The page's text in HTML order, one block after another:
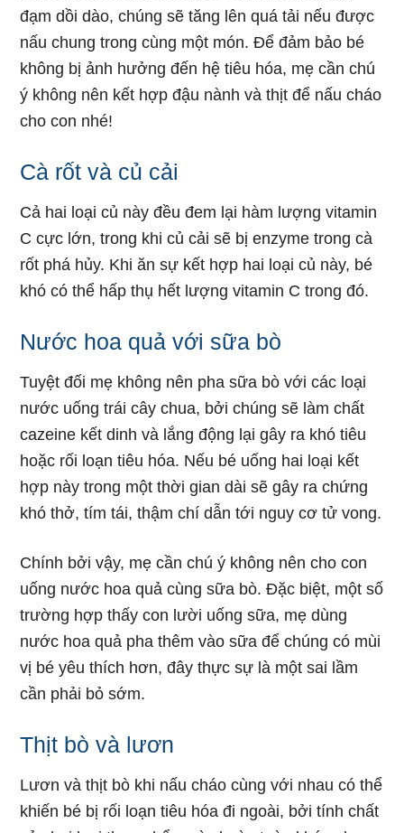
đạm dồi dào, chúng sẽ tăng lên quá tải nếu được
nấu chung trong cùng một món. Để đảm bảo bé
không bị ảnh hưởng đến hệ tiêu hóa, mẹ cần chú
ý không nên kết hợp đậu nành và thịt để nấu cháo
cho con nhé!
Cà rốt và củ cải
Cả hai loại củ này đều đem lại hàm lượng vitamin
C cực lớn, trong khi củ cải sẽ bị enzyme trong cà
rốt phá hủy. Khi ăn sự kết hợp hai loại củ này, bé
khó có thể hấp thụ hết lượng vitamin C trong đó.
Nước hoa quả với sữa bò
Tuyệt đối mẹ không nên pha sữa bò với các loại
nước uống trái cây chua, bởi chúng sẽ làm chất
cazeine kết dinh và lắng động lại gây ra khó tiêu
hoặc rối loạn tiêu hóa. Nếu bé uống hai loại kết
hợp này trong một thời gian dài sẽ gây ra chứng
khó thở, tím tái, thậm chí dẫn tới nguy cơ tử vong.
Chính bởi vậy, mẹ cần chú ý không nên cho con
uống nước hoa quả cùng sữa bò. Đặc biệt, một số
trường hợp thấy con lười uống sữa, mẹ dùng
nước hoa quả pha thêm vào sữa để chúng có mùi
vị bé yêu thích hơn, đây thực sự là một sai lầm
cần phải bỏ sớm.
Thịt bò và lươn
Lươn và thịt bò khi nấu cháo cùng với nhau có thể
khiến bé bị rối loạn tiêu hóa đi ngoài, bởi tính chất